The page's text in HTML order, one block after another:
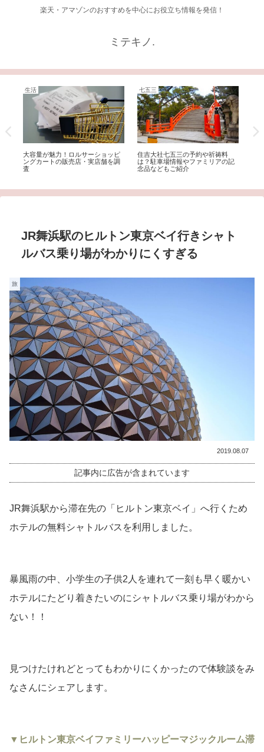
楽天・アマゾンのおすすめを中心にお役立ち情報を発信！
ミテキノ.
生活
大容量が魅力！ロルサーショッピ
ングカートの販売店・実店舗を調
査
七五三
住吉大社七五三の予約や祈祷料
は？駐車場情報やファミリアの記
念品などもご紹介
JR舞浜駅のヒルトン東京ベイ行きシャト
ルバス乗り場がわかりにくすぎる
旅
2019.08.07
記事内に広告が含まれています
JR舞浜駅から滞在先の「ヒルトン東京ベイ」へ行くため
ホテルの無料シャトルバスを利用しました。
暴風雨の中、小学生の子供2人を連れて一刻も早く暖かい
ホテルにたどり着きたいのにシャトルバス乗り場がわから
ない！！
見つけたけれどとってもわかりにくかったので体験談をみ
なさんにシェアします。
▼ヒルトン東京ベイファミリーハッピーマジックルーム滞